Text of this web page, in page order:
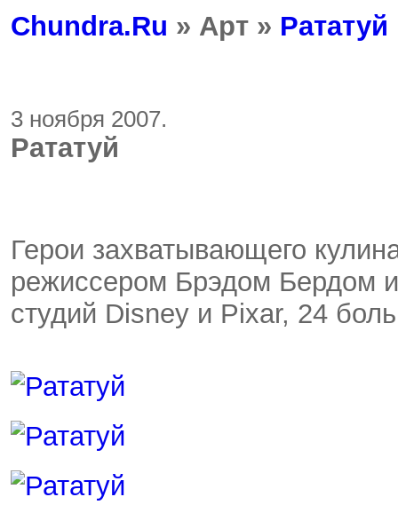
Chundra.Ru » Арт » Рататуй
3 ноября 2007.
Рататуй
Герои захватывающего
режиссером Брэдом Бердом
студий Disney и Pixar, 24